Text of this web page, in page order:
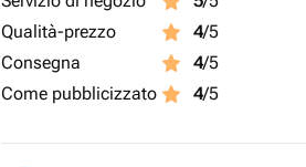
Qualità-prezzo
4/5
Consegna
4/5
Come pubblicizzato
4/5